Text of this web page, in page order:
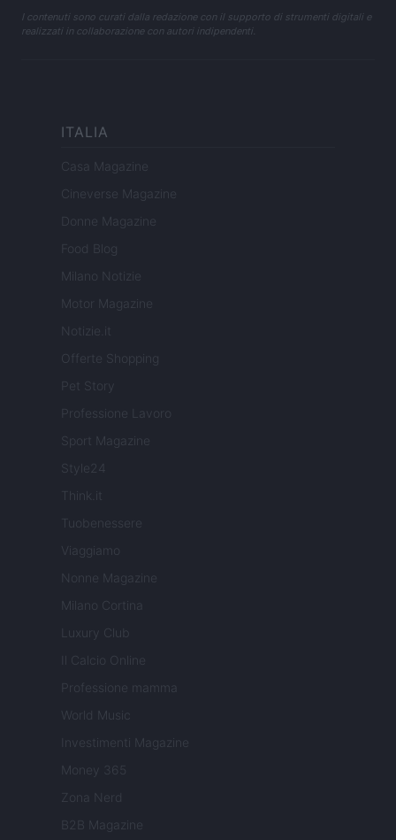
I contenuti sono curati dalla redazione con il supporto di strumenti digitali e
realizzati in collaborazione con autori indipendenti.
ITALIA
Casa Magazine
Cineverse Magazine
Donne Magazine
Food Blog
Milano Notizie
Motor Magazine
Notizie.it
Offerte Shopping
Pet Story
Professione Lavoro
Sport Magazine
Style24
Think.it
Tuobenessere
Viaggiamo
Nonne Magazine
Milano Cortina
Luxury Club
Il Calcio Online
Professione mamma
World Music
Investimenti Magazine
Money 365
Zona Nerd
B2B Magazine